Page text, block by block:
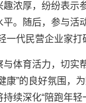
浓厚，纷纷表示
。随后，参与活
一代民营企业家打
体育活力，切实
康”的良好氛围，
续深化“陪跑年